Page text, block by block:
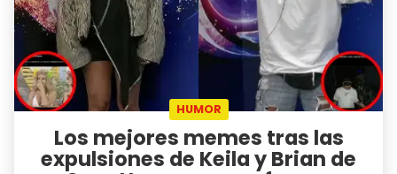
HUMOR
Los mejores memes tras las
expulsiones de Keila y Brian de